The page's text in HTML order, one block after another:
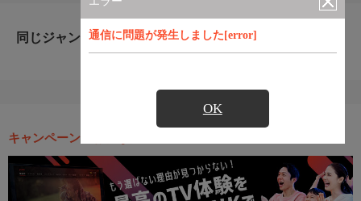
通信に問題が発生しました[error]
OK
同じジャンルのおすすめ番組
キャンペーン・お得な情報